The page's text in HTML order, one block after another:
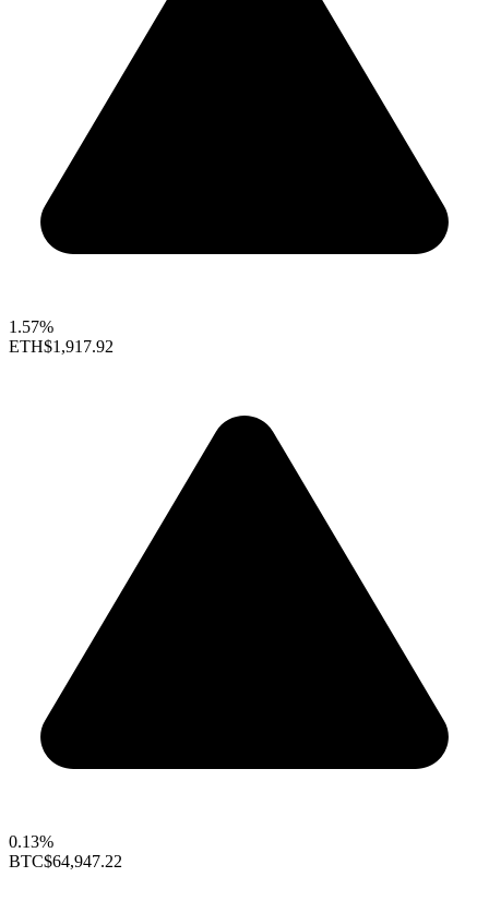
1.57%
ETH$1,917.92
0.13%
BTC$64,947.22